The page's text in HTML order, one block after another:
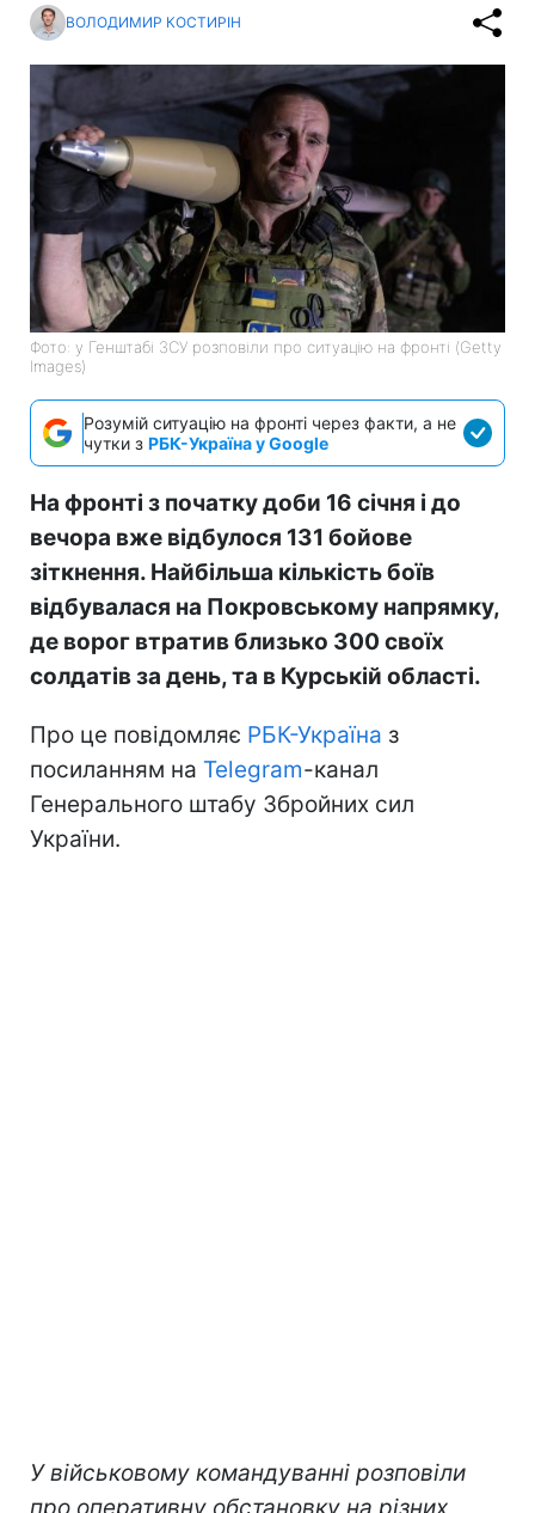
ВОЛОДИМИР КОСТИРІН
Фото: у Генштабі ЗСУ розповіли про ситуацію на фронті (Getty
Images)
Розумій ситуацію на фронті через факти, а не
чутки з РБК-Україна у Google
На фронті з початку доби 16 січня і до
вечора вже відбулося 131 бойове
зіткнення. Найбільша кількість боїв
відбувалася на Покровському напрямку,
де ворог втратив близько 300 своїх
солдатів за день, та в Курській області.
Про це повідомляє РБК-Україна з
посиланням на Telegram-канал
Генерального штабу Збройних сил
України.
У військовому командуванні розповіли
про оперативну обстановку на різних